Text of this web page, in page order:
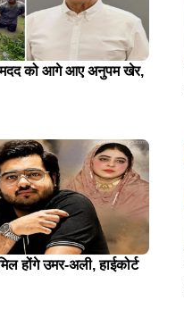
मदद को आगे आए अनुपम खेर,
होंगे उमर-अली, हाईकोर्ट